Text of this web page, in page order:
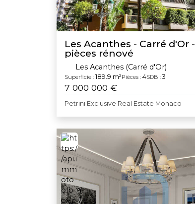
Les Acanthes - Carré d'Or
pièces rénové
Les Acanthes (Carré d'Or)
Superficie : 189.9 m²Pièces : 4SDB : 3
7 000 000 €
Petrini Exclusive Real Estate Monaco